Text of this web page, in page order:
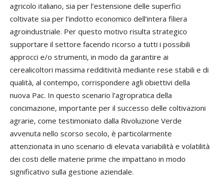
agricolo italiano, sia per l’estensione delle superfici
coltivate sia per l’indotto economico dell’intera filiera
agroindustriale. Per questo motivo risulta strategico
supportare il settore facendo ricorso a tutti i possibili
approcci e/o strumenti, in modo da garantire ai
cerealicoltori massima redditività mediante rese stabili e di
qualità, al contempo, corrispondere agli obiettivi della
nuova Pac. In questo scenario l’agropratica della
concimazione, importante per il successo delle coltivazioni
agrarie, come testimoniato dalla Rivoluzione Verde
avvenuta nello scorso secolo, è particolarmente
attenzionata in uno scenario di elevata variabilità e volatilità
dei costi delle materie prime che impattano in modo
significativo sulla gestione aziendale.